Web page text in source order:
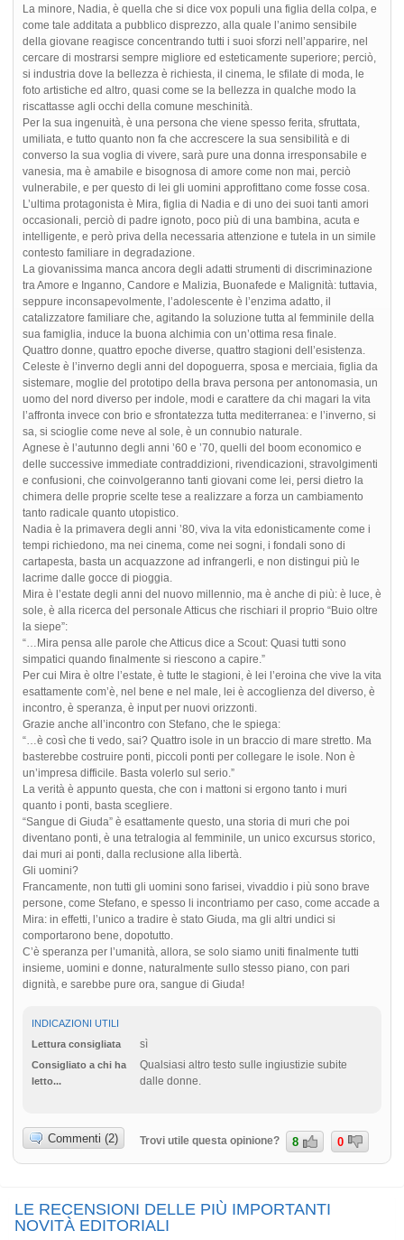
La minore, Nadia, è quella che si dice vox populi una figlia della colpa, e
come tale additata a pubblico disprezzo, alla quale l’animo sensibile
della giovane reagisce concentrando tutti i suoi sforzi nell’apparire, nel
cercare di mostrarsi sempre migliore ed esteticamente superiore; perciò,
si industria dove la bellezza è richiesta, il cinema, le sfilate di moda, le
foto artistiche ed altro, quasi come se la bellezza in qualche modo la
riscattasse agli occhi della comune meschinità.
Per la sua ingenuità, è una persona che viene spesso ferita, sfruttata,
umiliata, e tutto quanto non fa che accrescere la sua sensibilità e di
converso la sua voglia di vivere, sarà pure una donna irresponsabile e
vanesia, ma è amabile e bisognosa di amore come non mai, perciò
vulnerabile, e per questo di lei gli uomini approfittano come fosse cosa.
L’ultima protagonista è Mira, figlia di Nadia e di uno dei suoi tanti amori
occasionali, perciò di padre ignoto, poco più di una bambina, acuta e
intelligente, e però priva della necessaria attenzione e tutela in un simile
contesto familiare in degradazione.
La giovanissima manca ancora degli adatti strumenti di discriminazione
tra Amore e Inganno, Candore e Malizia, Buonafede e Malignità: tuttavia,
seppure inconsapevolmente, l’adolescente è l’enzima adatto, il
catalizzatore familiare che, agitando la soluzione tutta al femminile della
sua famiglia, induce la buona alchimia con un’ottima resa finale.
Quattro donne, quattro epoche diverse, quattro stagioni dell’esistenza.
Celeste è l’inverno degli anni del dopoguerra, sposa e merciaia, figlia da
sistemare, moglie del prototipo della brava persona per antonomasia, un
uomo del nord diverso per indole, modi e carattere da chi magari la vita
l’affronta invece con brio e sfrontatezza tutta mediterranea: e l’inverno, si
sa, si scioglie come neve al sole, è un connubio naturale.
Agnese è l’autunno degli anni ’60 e ’70, quelli del boom economico e
delle successive immediate contraddizioni, rivendicazioni, stravolgimenti
e confusioni, che coinvolgeranno tanti giovani come lei, persi dietro la
chimera delle proprie scelte tese a realizzare a forza un cambiamento
tanto radicale quanto utopistico.
Nadia è la primavera degli anni ’80, viva la vita edonisticamente come i
tempi richiedono, ma nei cinema, come nei sogni, i fondali sono di
cartapesta, basta un acquazzone ad infrangerli, e non distingui più le
lacrime dalle gocce di pioggia.
Mira è l’estate degli anni del nuovo millennio, ma è anche di più: è luce, è
sole, è alla ricerca del personale Atticus che rischiari il proprio “Buio oltre
la siepe”:
“…Mira pensa alle parole che Atticus dice a Scout: Quasi tutti sono
simpatici quando finalmente si riescono a capire.”
Per cui Mira è oltre l’estate, è tutte le stagioni, è lei l’eroina che vive la vita
esattamente com’è, nel bene e nel male, lei è accoglienza del diverso, è
incontro, è speranza, è input per nuovi orizzonti.
Grazie anche all’incontro con Stefano, che le spiega:
“…è così che ti vedo, sai? Quattro isole in un braccio di mare stretto. Ma
basterebbe costruire ponti, piccoli ponti per collegare le isole. Non è
un’impresa difficile. Basta volerlo sul serio.”
La verità è appunto questa, che con i mattoni si ergono tanto i muri
quanto i ponti, basta scegliere.
“Sangue di Giuda” è esattamente questo, una storia di muri che poi
diventano ponti, è una tetralogia al femminile, un unico excursus storico,
dai muri ai ponti, dalla reclusione alla libertà.
Gli uomini?
Francamente, non tutti gli uomini sono farisei, vivaddio i più sono brave
persone, come Stefano, e spesso li incontriamo per caso, come accade a
Mira: in effetti, l’unico a tradire è stato Giuda, ma gli altri undici si
comportarono bene, dopotutto.
C’è speranza per l’umanità, allora, se solo siamo uniti finalmente tutti
insieme, uomini e donne, naturalmente sullo stesso piano, con pari
dignità, e sarebbe pure ora, sangue di Giuda!
INDICAZIONI UTILI
Lettura consigliata
sì
Consigliato a chi ha
letto...
Qualsiasi altro testo sulle ingiustizie subite
dalle donne.
Commenti (2) Trovi utile questa opinione? 8 0
LE RECENSIONI DELLE PIÙ IMPORTANTI
NOVITÀ EDITORIALI